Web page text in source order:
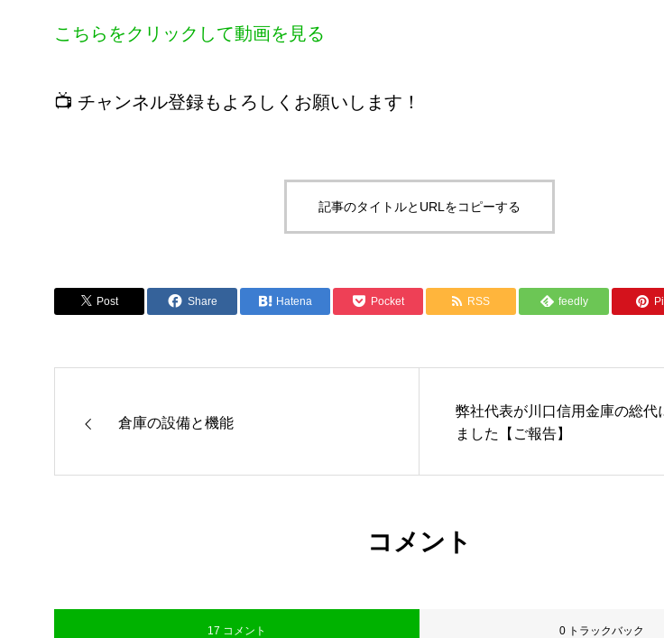
こちらをクリックして動画を見る
📺 チャンネル登録もよろしくお願いします！
記事のタイトルとURLをコピーする
Post Share Hatena Pocket RSS feedly
倉庫の設備と機能
弊社代表が川口信用金庫の総代
ました【ご報告】
コメント
17 コメント 0 トラックバック